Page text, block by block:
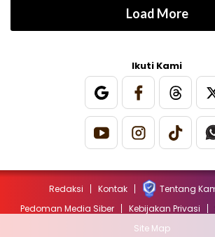
Load More
Ikuti Kami
Redaksi Kontak Tentang
Pedoman Media Siber
Kebijakan Privasi
Site Map